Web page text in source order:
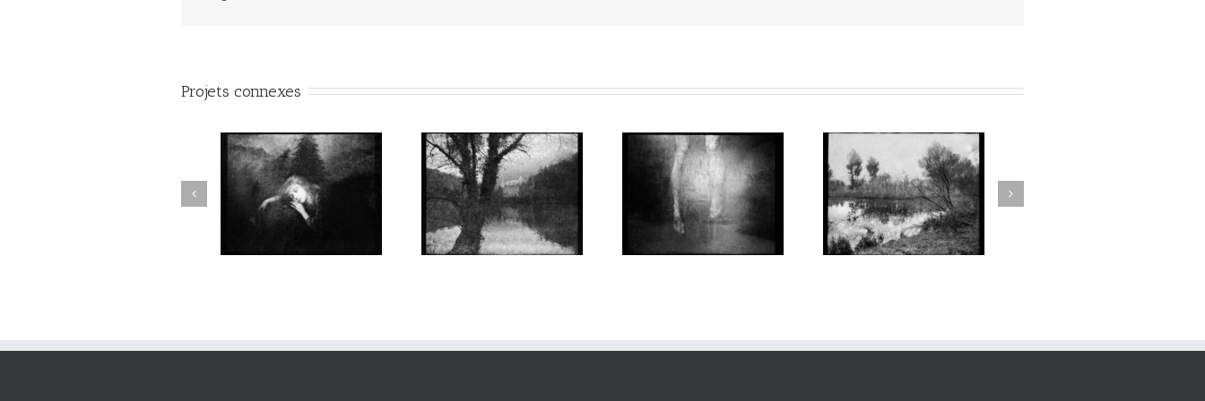
Projets connexes
Aux Abords des Rivages Aux Abords des Rivages Aux Abords des Rivages Aux Abords des Rivages Aux Abords des Rivages